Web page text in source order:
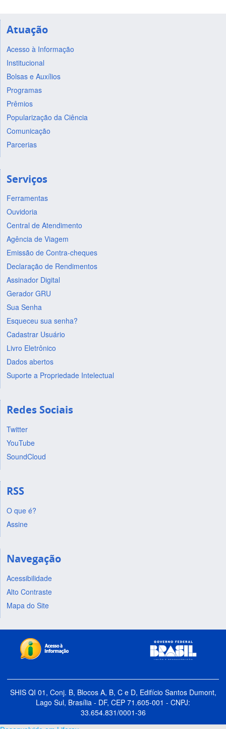
Atuação
Acesso à Informação
Institucional
Bolsas e Auxílios
Programas
Prêmios
Popularização da Ciência
Comunicação
Parcerias
Serviços
Ferramentas
Ouvidoria
Central de Atendimento
Agência de Viagem
Emissão de Contra-cheques
Declaração de Rendimentos
Assinador Digital
Gerador GRU
Sua Senha
Esqueceu sua senha?
Cadastrar Usuário
Livro Eletrônico
Dados abertos
Suporte a Propriedade Intelectual
Redes Sociais
Twitter
YouTube
SoundCloud
RSS
O que é?
Assine
Navegação
Acessibilidade
Alto Contraste
Mapa do Site
SHIS QI 01, Conj. B, Blocos A, B, C e D, Edifício Santos Dumont,
Lago Sul, Brasília - DF, CEP 71.605-001 - CNPJ:
33.654.831/0001-36